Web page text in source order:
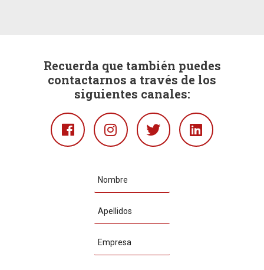
Recuerda que también puedes
contactarnos a través de los
siguientes canales:
FacebookInstagramTwitterLinkedin